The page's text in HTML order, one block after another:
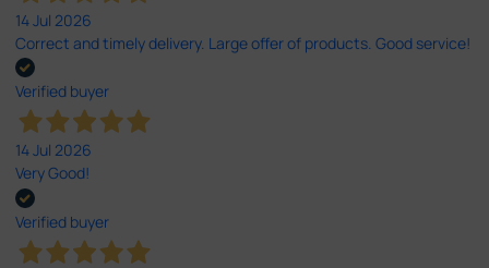
14 Jul 2026
Correct and timely delivery. Large offer of products. Good service!
Verified buyer
14 Jul 2026
Very Good!
Verified buyer